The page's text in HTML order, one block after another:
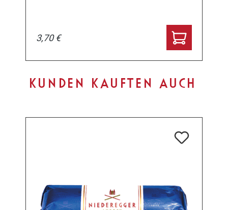
3,70 €
Produktgalerie überspringen
KUNDEN KAUFTEN AUCH